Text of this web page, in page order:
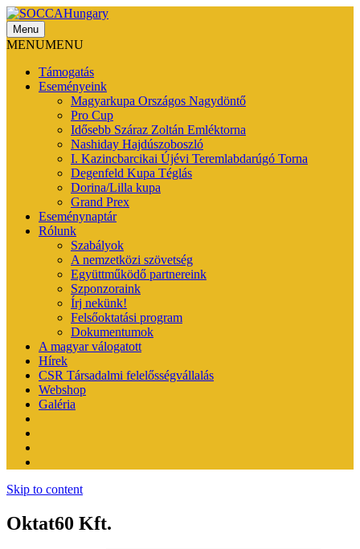
SOCCAHungary
Menu
MENUMENU
Támogatás
Eseményeink
Magyarkupa Országos Nagydöntő
Pro Cup
Idősebb Száraz Zoltán Emléktorna
Nashiday Hajdúszoboszló
I. Kazincbarcikai Újévi Teremlabdarúgó Torna
Degenfeld Kupa Téglás
Dorina/Lilla kupa
Grand Prex
Eseménynaptár
Rólunk
Szabályok
A nemzetközi szövetség
Együttműködő partnereink
Szponzoraink
Írj nekünk!
Felsőoktatási program
Dokumentumok
A magyar válogatott
Hírek
CSR Társadalmi felelősségvállalás
Webshop
Galéria
Skip to content
Oktat60 Kft.